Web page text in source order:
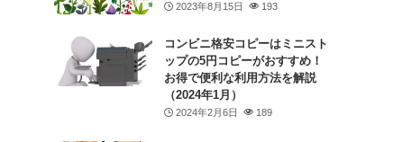
2023年8月15日 193
コンビニ格安コピーはミニスト
ップの5円コピーがおすすめ！
お得で便利な利用方法を解説
（2024年1月）
2024年2月6日 189